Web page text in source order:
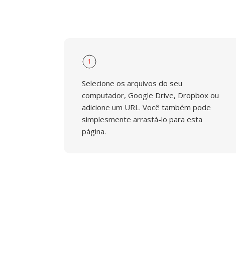
1
Selecione os arquivos do seu
computador, Google Drive, Dropbox ou
adicione um URL. Você também pode
simplesmente arrastá-lo para esta
página.